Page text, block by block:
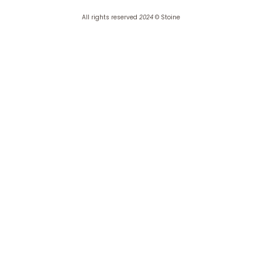
All rights reserved 2024 © Stoine